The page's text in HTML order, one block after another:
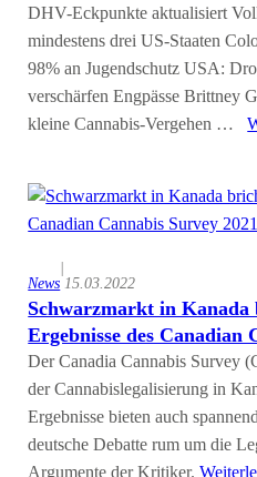
DHV-Eckpunkte aktualisiert
mindestens drei US-Staaten
98% an Jugendschutz USA:
verschärfen Engpässe Brittney
kleine Cannabis-Vergehen …
News
|
15.03.2022
Schwarzmarkt in
Ergebnisse des Canadian
Der Canadia Cannabis Survey
der Cannabislegalisierung in
Ergebnisse bieten auch
deutsche Debatte rum um die
Argumente der Kritiker.